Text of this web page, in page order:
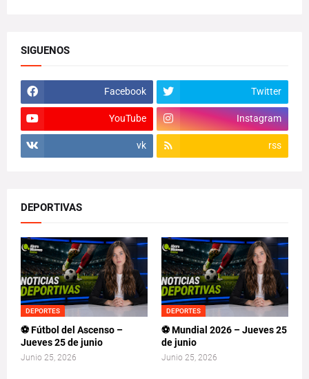
SIGUENOS
Facebook Twitter
YouTube Instagram
vk rss
DEPORTIVAS
DEPORTES
⚽ Fútbol del Ascenso –
Jueves 25 de junio
Junio 25, 2026
DEPORTES
⚽ Mundial 2026 – Jueves 25
de junio
Junio 25, 2026